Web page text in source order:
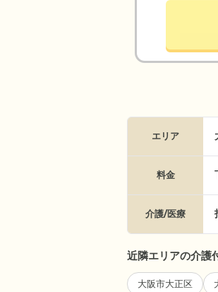
エリア
料金
介護/医療
近隣エリアの介護
大阪市大正区